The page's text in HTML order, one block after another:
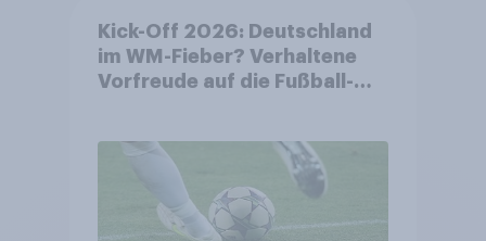
Kick-Off 2026: Deutschland
im WM-Fieber? Verhaltene
Vorfreude auf die Fußball-